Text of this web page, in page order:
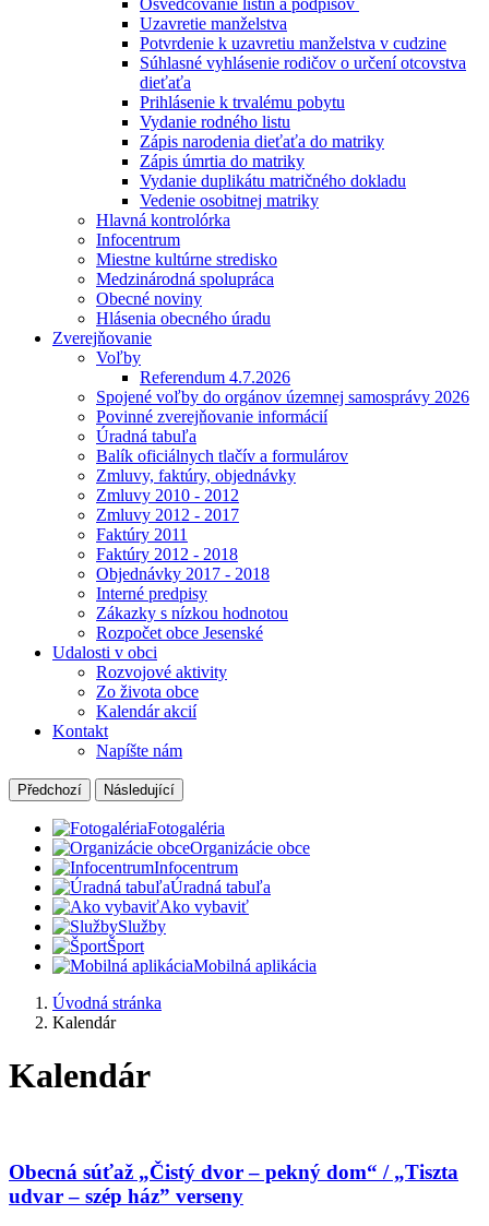
Osvedčovanie listín a podpisov
Uzavretie manželstva
Potvrdenie k uzavretiu manželstva v cudzine
Súhlasné vyhlásenie rodičov o určení otcovstva
dieťaťa
Prihlásenie k trvalému pobytu
Vydanie rodného listu
Zápis narodenia dieťaťa do matriky
Zápis úmrtia do matriky
Vydanie duplikátu matričného dokladu
Vedenie osobitnej matriky
Hlavná kontrolórka
Infocentrum
Miestne kultúrne stredisko
Medzinárodná spolupráca
Obecné noviny
Hlásenia obecného úradu
Zverejňovanie
Voľby
Referendum 4.7.2026
Spojené voľby do orgánov územnej samosprávy 2026
Povinné zverejňovanie informácií
Úradná tabuľa
Balík oficiálnych tlačív a formulárov
Zmluvy, faktúry, objednávky
Zmluvy 2010 - 2012
Zmluvy 2012 - 2017
Faktúry 2011
Faktúry 2012 - 2018
Objednávky 2017 - 2018
Interné predpisy
Zákazky s nízkou hodnotou
Rozpočet obce Jesenské
Udalosti v obci
Rozvojové aktivity
Zo života obce
Kalendár akcií
Kontakt
Napíšte nám
Předchozí Následující
Fotogaléria
Organizácie obce
Infocentrum
Úradná tabuľa
Ako vybaviť
Služby
Šport
Mobilná aplikácia
Úvodná stránka
Kalendár
Kalendár
Obecná súťaž „Čistý dvor – pekný dom“ / „Tiszta
udvar – szép ház” verseny